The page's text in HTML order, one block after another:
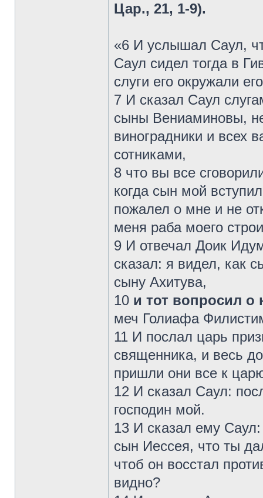
Цар., 21, 1-9).
«6 И услышал Саул,
Саул сидел тогда в
слуги его окружали
7 И сказал Саул
сыны Вениаминовы,
виноградники и всех
сотниками,
8 что вы все
когда сын мой
пожалел о мне и не
меня раба моего
9 И отвечал Доик
сказал: я видел, как
сыну Ахитува,
10 и тот вопросил о
меч Голиафа
11 И послал царь
священника, и весь
пришли они все к
12 И сказал Саул:
господин мой.
13 И сказал ему
сын Иессея, что ты
чтоб он восстал
видно?